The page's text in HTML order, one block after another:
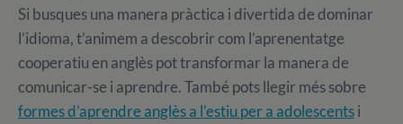
Si busques una manera pràctica i divertida de dominar
l’idioma, t’animem a descobrir com l’aprenentatge
cooperatiu en anglès pot transformar la manera de
comunicar-se i aprendre. També pots llegir més sobre
formes d’aprendre anglès a l’estiu per a adolescentsi